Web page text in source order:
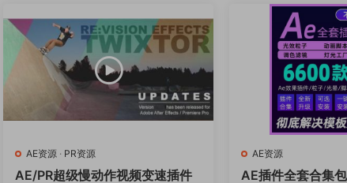
AE资源· PR资源
AE/PR超级慢动作视频变速插件
AE资源
AE插件全套合集